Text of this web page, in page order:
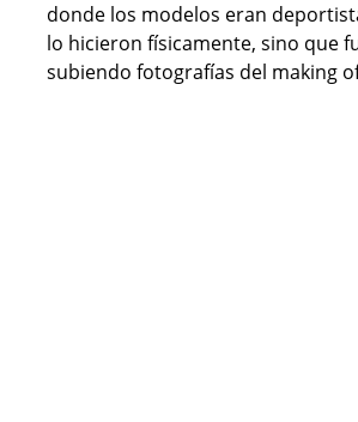
donde los modelos eran
lo hicieron físicamente, sino que
subiendo fotografías del making